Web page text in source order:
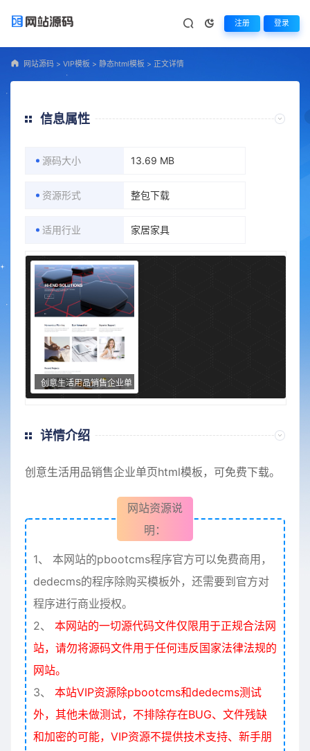
注册 登录
网站源码 > VIP模板 > 静态html模板 > 正文详情
信息属性
源码大小 13.69 MB
资源形式 整包下载
适用行业 家居家具
创意生活用品销售企业单
页html模板
详情介绍
创意生活用品销售企业单页html模板，可免费下载。
网站资源说
明：
1、
本网站的pbootcms程序官方可以免费商用，
dedecms的程序除购买模板外，还需要到官方对
程序进行商业授权。
2、
本网站的一切源代码文件仅限用于正规合法网
站，请勿将源码文件用于任何违反国家法律法规的
网站。
3、
本站VIP资源除pbootcms和dedecms测试
外，其他未做测试，不排除存在BUG、文件残缺
和加密的可能，VIP资源不提供技术支持、新手朋